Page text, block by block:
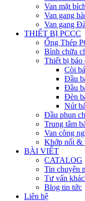
Van mặt
Van gang
Van gang
THIẾT BỊ PCCC
Ống Thép
Bình chữa
Thiết bị báo
Còi
Đầu
Đầu
Đèn
Nút
Đầu phun
Trung tâm
Van công
Khớp nối &
BÀI VIẾT
CATALOG
Tin chuyên
Tư vấn
Blog tin tức
Liên hệ